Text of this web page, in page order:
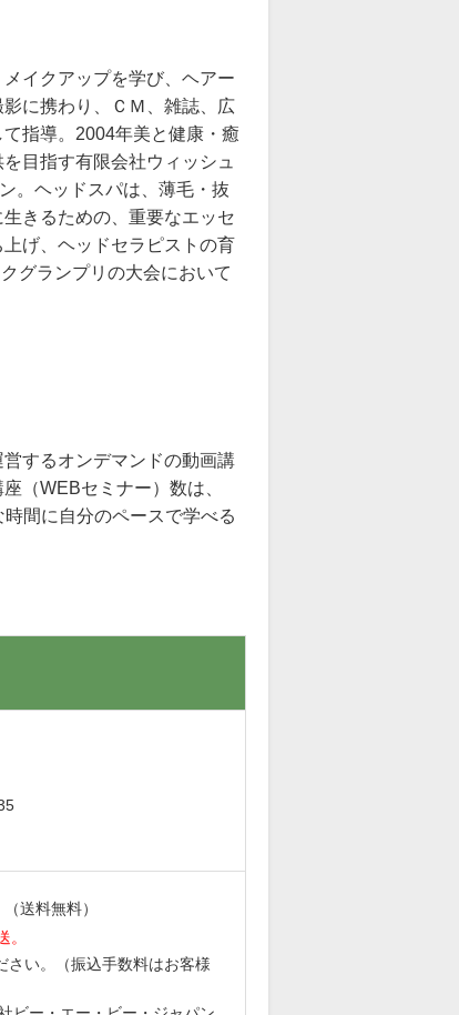
イクアップを学び、ヘアー
に携わり、ＣＭ、雑誌、広
指導。2004年美と健康・癒
目指す有限会社ウィッシュ
。ヘッドスパは、薄毛・抜
きるための、重要なエッセ
げ、ヘッドセラピストの育
グランプリの大会において
するオンデマンドの動画講
（WEBセミナー）数は、
間に自分のペースで学べる
送料無料）
い。（振込手数料はお客様